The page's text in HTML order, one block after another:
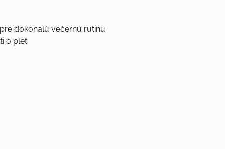
dokonalú večernú rutinu
o pleť